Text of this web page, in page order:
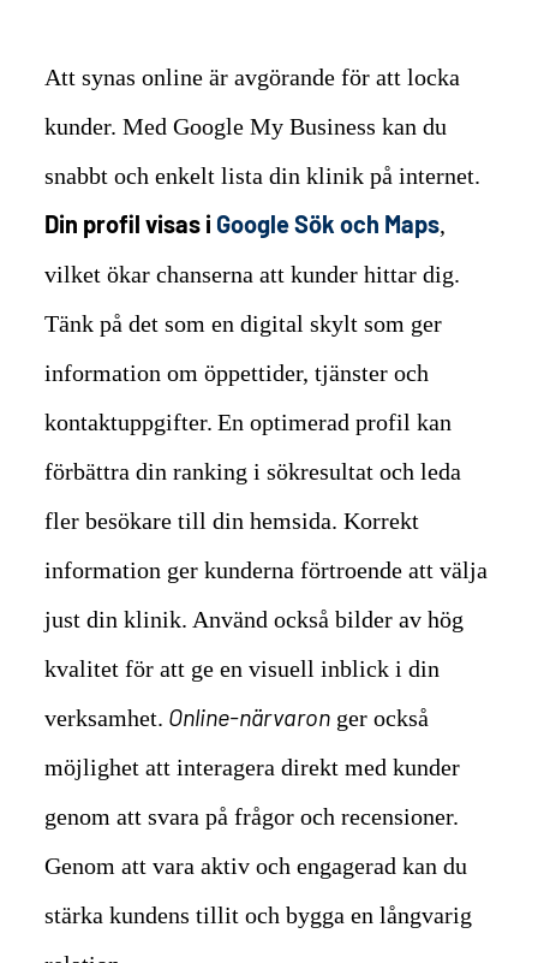
Att synas online är avgörande för att locka
kunder. Med Google My Business kan du
snabbt och enkelt lista din klinik på internet.
Din profil visas i Google Sök och Maps,
vilket ökar chanserna att kunder hittar dig.
Tänk på det som en digital skylt som ger
information om öppettider, tjänster och
kontaktuppgifter. En optimerad profil kan
förbättra din ranking i sökresultat och leda
fler besökare till din hemsida. Korrekt
information ger kunderna förtroende att välja
just din klinik. Använd också bilder av hög
kvalitet för att ge en visuell inblick i din
verksamhet. Online-närvaron ger också
möjlighet att interagera direkt med kunder
genom att svara på frågor och recensioner.
Genom att vara aktiv och engagerad kan du
stärka kundens tillit och bygga en långvarig